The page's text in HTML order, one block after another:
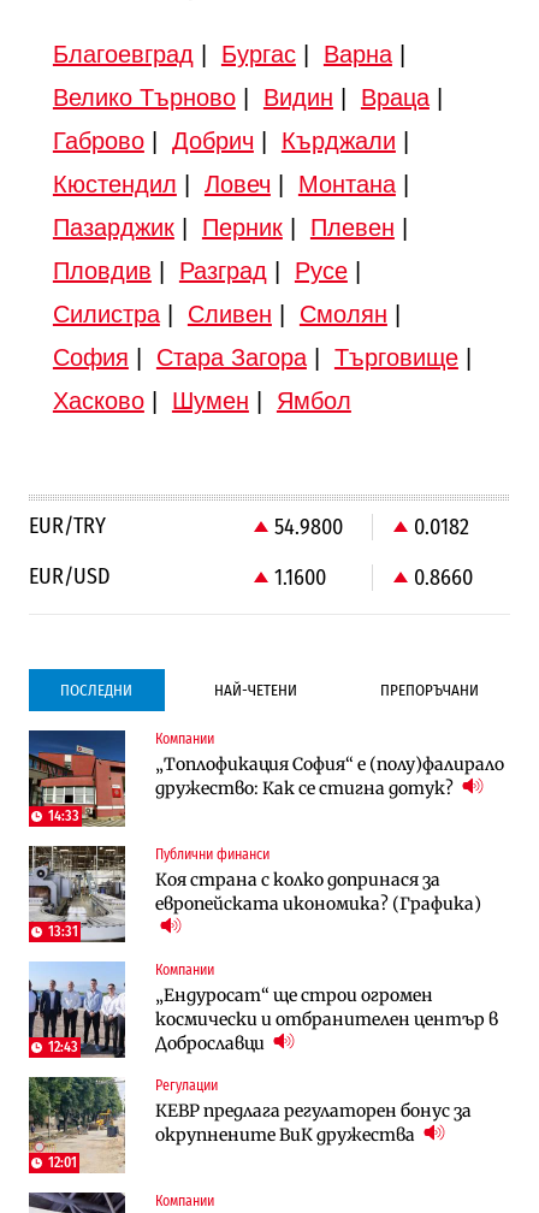
Благоевград Бургас| Варна|
Велико Търново| Видин Враца|
Габрово| Добрич Кърджали
Кюстендил
Ловеч Монтана|
Пазарджик| Перник| Плевен
Пловдив
Разград Русе|
Силистра| Сливен Смолян
София
Стара Загора| Търговище|
Хасково| Шумен Ямбол
EUR/TRY 54.9800
0.0182
EUR/USD
1.1600 0.8660
ПОСЛЕДНИ НАЙ-ЧЕТЕНИ ПРЕПОРЪЧАНИ
14:33
Компании
„Топлофикация София“ e (полу)фалирало
дружество: Как се стигна дотук?
13:31
Публични финанси
Коя страна с колко допринася за
европейската икономика? (Графика)
12:43
Компании
„Ендуросат“ ще строи огромен
космически и отбранителен център в
Доброславци
12:01
Регулации
КЕВР предлага регулаторен бонус за
окрупнените ВиК дружества
Компании
Градоустройство
Столична община избра изпълнител за
преместването на трамвайното
Компании
Vivacom предлага над 150 устройства с
90% отстъпка през август
Енергетика
АЕЦ „Козлодуй“ ще работи само още
няколко седмици, ако сушата продължи
Публични финанси
Общините вече зависят от
централната власт за 75% от
To:know
Компании
Vivacom предлага над 150 устройства с
90% отстъпка през август
To:know
Последни дни с обозначаване на цените
в лева: Какво предстои?
To:know
Какво се променя в България от 1
август?
Отрасли
Жилищата в България поскъпват при
намаляващо население и все повече
Компании